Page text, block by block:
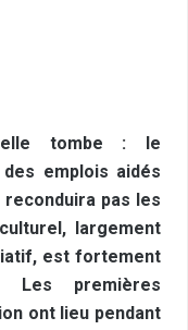
tombe : le
emplois aidés
reconduira pas les
largement
est fortement
Les premières
ont lieu pendant